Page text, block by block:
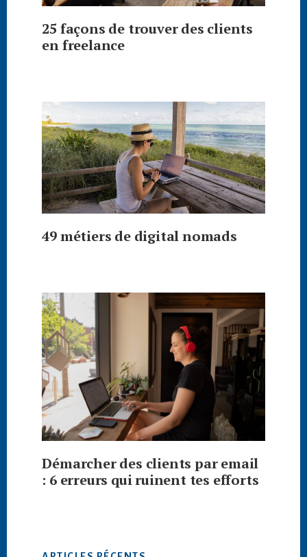
25 façons de trouver des clients
en freelance
49 métiers de digital nomads
Démarcher des clients par email
: 6 erreurs qui ruinent tes efforts